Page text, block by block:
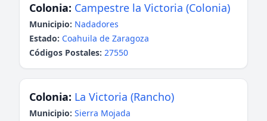
Colonia: Campestre la Victoria (Colonia)
Municipio: Nadadores
Estado: Coahuila de Zaragoza
Códigos Postales: 27550
Colonia: La Victoria (Rancho)
Municipio: Sierra Mojada